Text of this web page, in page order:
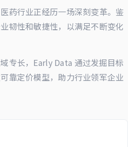
药行业正经历一场深刻变革。鉴
韧性和敏捷性，以满足不断变化
专长，Early Data 通过发掘目标
靠定价模型，助力行业领军企业